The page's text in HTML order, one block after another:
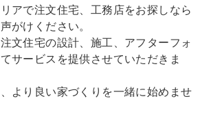
アで注文住宅、工務店をお探しなら
がけください。
文住宅の設計、施工、アフターフォ
サービスを提供させていただきま
より良い家づくりを一緒に始めませ